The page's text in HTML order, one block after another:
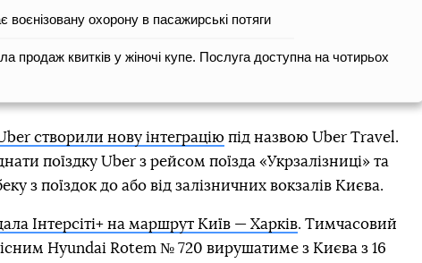
воєнізовану охорону в пасажирські потяги
продаж квитків у жіночі купе. Послуга доступна на чотирьох
створили нову інтеграціюпід назвою Uber Travel.
поїздку Uber з рейсом поїзда «Укрзалізниці» та
з поїздок до або від залізничних вокзалів Києва.
Інтерсіті+ на маршрут Київ — Харків. Тимчасовий
Hyundai Rotem № 720 вирушатиме з Києва з 16